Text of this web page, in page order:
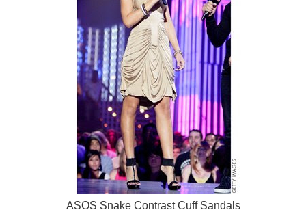
ASOS Snake Contrast Cuff Sandals